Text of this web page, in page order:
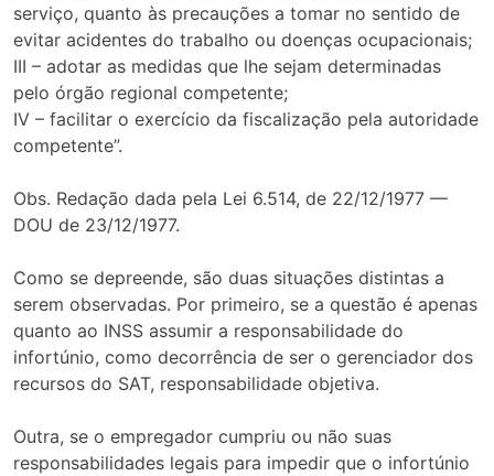
serviço, quanto às precauções a tomar no sentido de
evitar acidentes do trabalho ou doenças ocupacionais;
III – adotar as medidas que lhe sejam determinadas
pelo órgão regional competente;
IV – facilitar o exercício da fiscalização pela autoridade
competente”.
Obs. Redação dada pela Lei 6.514, de 22/12/1977 —
DOU de 23/12/1977.
Como se depreende, são duas situações distintas a
serem observadas. Por primeiro, se a questão é apenas
quanto ao INSS assumir a responsabilidade do
infortúnio, como decorrência de ser o gerenciador dos
recursos do SAT, responsabilidade objetiva.
Outra, se o empregador cumpriu ou não suas
responsabilidades legais para impedir que o infortúnio